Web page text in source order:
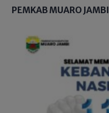
PEMKAB MUARO JAMBI